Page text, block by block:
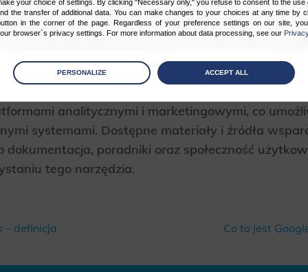
your choice of settings. By clicking "Necessary only," you refuse to consent to the use
the transfer of additional data. You can make changes to your choices at any time by
in the corner of the page. Regardless of your preference settings on our site,
browser`s privacy settings. For more information about data processing, see our
preferences
the consents of your choice
and data stored on the end device contribute to the security and usability of the website by
functions such as site navigation and access to specific areas of the website. The website cannot
this group.
may use functional cookies to remember your language preferences or to remember your login
PERSONALIZE ACCEPT ALL
zgodne innymi narzędziami analitycznymi i
Google, takimi jak Google Analytics czy
zarządzanie tagami. Możliwe jest także
analitycznymi i marketingowymi, co
systemami. Dostępne materiały i źródła
dokumentacja, poradniki oraz społeczność
tego narzędzia.
– definicja Co to jest